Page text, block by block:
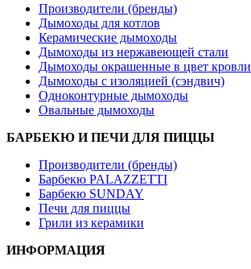
Производители (бренды)
Дымоходы для котлов
Керамические дымоходы
Дымоходы из нержавеющей стали
Дымоходы окрашенные в цвет кровли
Дымоходы с изоляцией (сэндвич)
Одноконтурные дымоходы
Овальные дымоходы
БАРБЕКЮ И ПЕЧИ ДЛЯ ПИЦЦЫ
Производители (бренды)
Барбекю PALAZZETTI
Барбекю SUNDAY
Печи для пиццы
Грили из керамики
ИНФОРМАЦИЯ